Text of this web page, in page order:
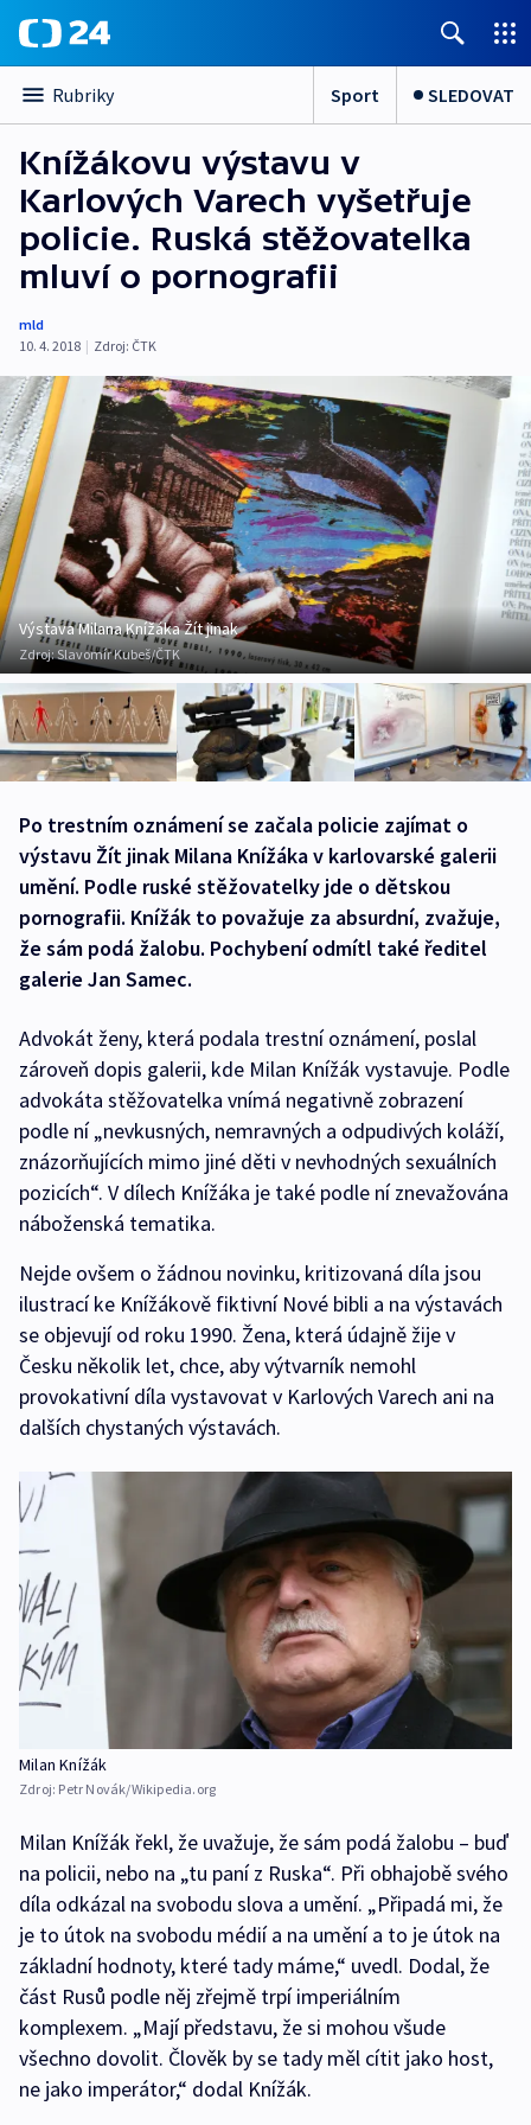
Rubriky Sport SLEDOVAT
Knížákovu výstavu v
Karlových Varech vyšetřuje
policie. Ruská stěžovatelka
mluví o pornografii
mld
10. 4. 2018 | Zdroj: ČTK
Výstava Milana Knížáka Žít jinak
Zdroj:Slavomír Kubeš/ČTK
Po trestním oznámení se začala policie zajímat o
výstavu Žít jinak Milana Knížáka v karlovarské galerii
umění. Podle ruské stěžovatelky jde o dětskou
pornografii. Knížák to považuje za absurdní, zvažuje,
že sám podá žalobu. Pochybení odmítl také ředitel
galerie Jan Samec.
Advokát ženy, která podala trestní oznámení, poslal
zároveň dopis galerii, kde Milan Knížák vystavuje. Podle
advokáta stěžovatelka vnímá negativně zobrazení
podle ní „nevkusných, nemravných a odpudivých koláží,
znázorňujících mimo jiné děti v nevhodných sexuálních
pozicích“. V dílech Knížáka je také podle ní znevažována
náboženská tematika.
Nejde ovšem o žádnou novinku, kritizovaná díla jsou
ilustrací ke Knížákově fiktivní Nové bibli a na výstavách
se objevují od roku 1990. Žena, která údajně žije v
Česku několik let, chce, aby výtvarník nemohl
provokativní díla vystavovat v Karlových Varech ani na
dalších chystaných výstavách.
Milan Knížák
Zdroj: Petr Novák/Wikipedia.org
Milan Knížák řekl, že uvažuje, že sám podá žalobu – buď
na policii, nebo na „tu paní z Ruska“. Při obhajobě svého
díla odkázal na svobodu slova a umění. „Připadá mi, že
je to útok na svobodu médií a na umění a to je útok na
základní hodnoty, které tady máme,“ uvedl. Dodal, že
část Rusů podle něj zřejmě trpí imperiálním
komplexem. „Mají představu, že si mohou všude
všechno dovolit. Člověk by se tady měl cítit jako host,
ne jako imperátor,“ dodal Knížák.